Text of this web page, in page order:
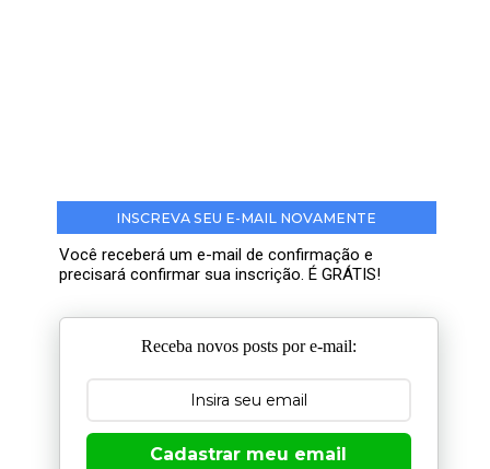
INSCREVA SEU E-MAIL NOVAMENTE
Você receberá um e-mail de confirmação e
precisará confirmar sua inscrição. É GRÁTIS!
Receba novos posts por e-mail:
Cadastrar meu email